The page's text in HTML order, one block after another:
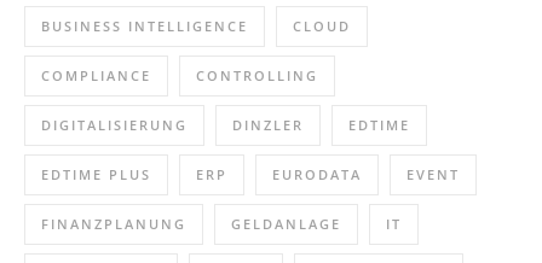
BUSINESS INTELLIGENCE CLOUD
COMPLIANCE CONTROLLING
DIGITALISIERUNG DINZLER EDTIME
EDTIME PLUS ERP EURODATA EVENT
FINANZPLANUNG GELDANLAGE IT